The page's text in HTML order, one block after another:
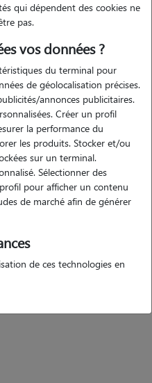
son animal sans
compter sur moi. je peux passer
il a besoin pendant votre
moi.
actuellement des poissons et des
douce). j'aime prendre soin de
les animaux nous apportent
qui dépendent des cookies ne
pas.
vos données ?
du terminal pour
de géolocalisation précises.
annonces publicitaires.
Créer un profil
la performance du
les produits. Stocker et/ou
sur un terminal.
Sélectionner des
pour afficher un contenu
de marché afin de générer
de ces technologies en